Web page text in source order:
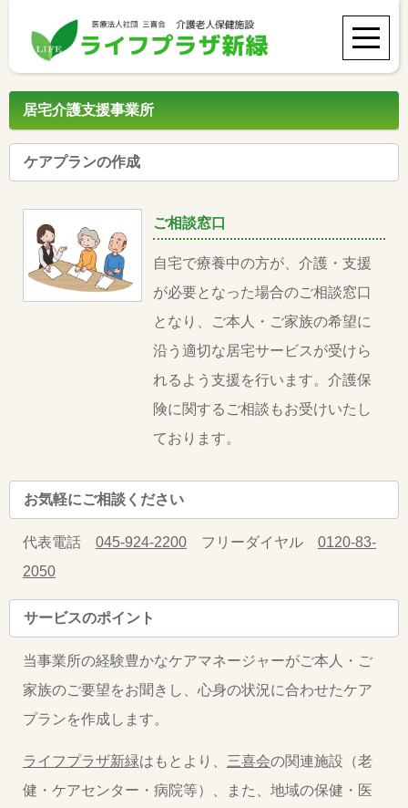
居宅介護支援事業所
ケアプランの作成
ご相談窓口
自宅で療養中の方が、介護・支援
が必要となった場合のご相談窓口
となり、ご本人・ご家族の希望に
沿う適切な居宅サービスが受けら
れるよう支援を行います。介護保
険に関するご相談もお受けいたし
ております。
お気軽にご相談ください
代表電話 045-924-2200 フリーダイヤル 0120-83-
2050
サービスのポイント
当事業所の経験豊かなケアマネージャーがご本人・ご
家族のご要望をお聞きし、心身の状況に合わせたケア
プランを作成します。
ライフプラザ新緑はもとより、 三喜会の関連施設（老
健・ケアセンター・病院等）、また、地域の保健・医